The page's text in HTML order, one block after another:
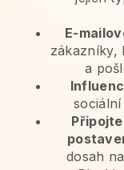
E-
zákazníky,
a
dosah